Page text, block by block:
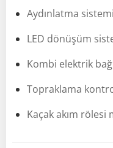
Aydınlatma
LED dönüşüm
Kombi elektrik
Topraklama
Kaçak akım rölesi